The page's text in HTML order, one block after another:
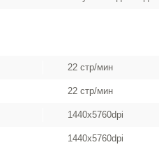
22 стр/мин
22 стр/мин
1440x5760dpi
1440x5760dpi